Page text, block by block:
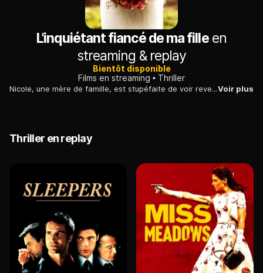
L'inquiétant fiancé de ma filleen
streaming & replay
Bientôt disponible
Films en streaming
Thriller
Nicole, une mère de famille, est stupéfaite de voir revenir sa fille Cameron avec le séduisant Brent, après des vacances passées au Mexique.Voir plus
Thriller en replay